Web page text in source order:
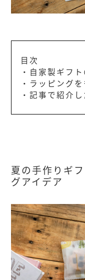
目次
・自家製ギフ
・ラッピング
・記事で紹介
夏の手作りギ
グアイデア